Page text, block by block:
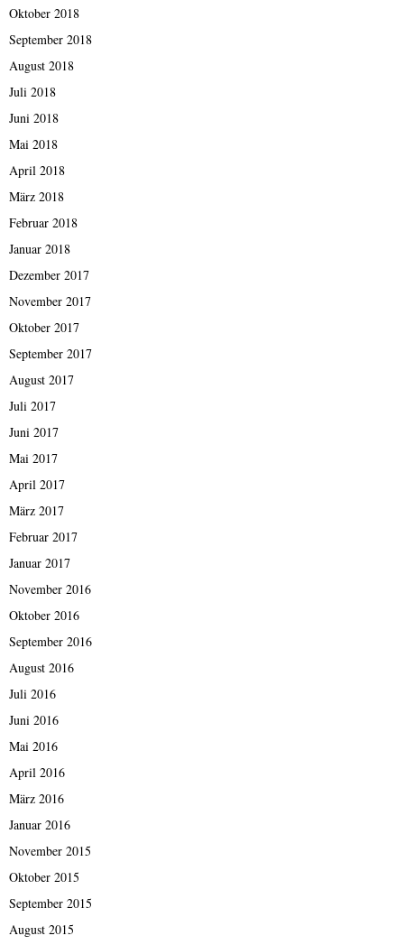
Oktober 2018
September 2018
August 2018
Juli 2018
Juni 2018
Mai 2018
April 2018
März 2018
Februar 2018
Januar 2018
Dezember 2017
November 2017
Oktober 2017
September 2017
August 2017
Juli 2017
Juni 2017
Mai 2017
April 2017
März 2017
Februar 2017
Januar 2017
November 2016
Oktober 2016
September 2016
August 2016
Juli 2016
Juni 2016
Mai 2016
April 2016
März 2016
Januar 2016
November 2015
Oktober 2015
September 2015
August 2015